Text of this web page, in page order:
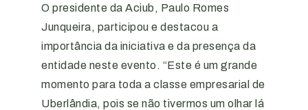
O presidente da Aciub, Paulo Romes
Junqueira, participou e destacou a
importância da iniciativa e da presença da
entidade neste evento. “Este é um grande
momento para toda a classe empresarial de
Uberlândia, pois se não tivermos um olhar lá